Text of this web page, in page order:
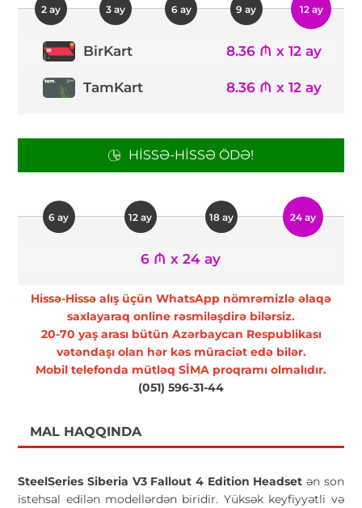
2 ay 3 ay 6 ay 9 ay 12 ay
BirKart 8.36 ₼ x 12 ay
TamKart 8.36 ₼ x 12 ay
HISSƏ-HISSƏ ÖDƏ!
6 ay 12 ay 18 ay 24 ay
6 ₼ x 24 ay
Hissə-Hissə alış üçün WhatsApp nömrəmizlə əlaqə
saxlayaraq online rəsmiləşdirə bilərsiz.
20-70 yaş arası bütün Azərbaycan Respublikası
vətəndaşı olan hər kəs müraciət edə bilər.
Mobil telefonda mütləq SİMA proqramı olmalıdır.
(051) 596-31-44
MAL HAQQINDA
SteelSeries Siberia V3 Fallout 4 Edition Headset ən son
istehsal edilən modellərdən biridir. Yüksək keyfiyyətli və